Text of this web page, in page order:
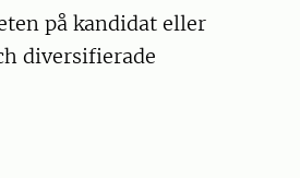
på kandidat eller
diversifierade